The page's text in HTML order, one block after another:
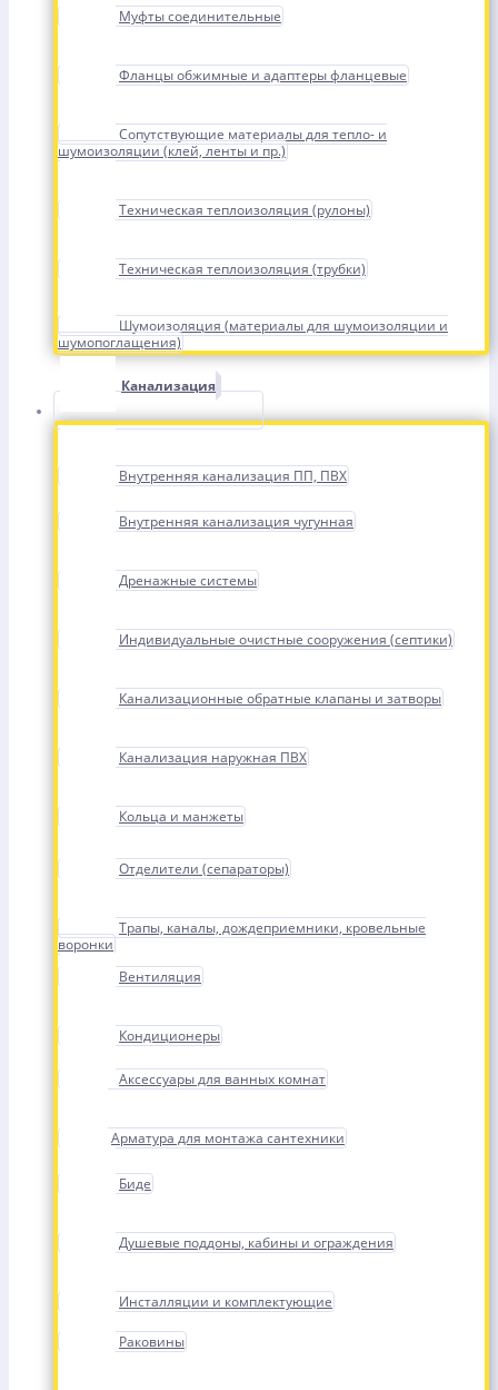
Муфты соединительные
Фланцы обжимные и адаптеры фланцевые
Сопутствующие материалы для тепло- и
шумоизоляции (клей, ленты и пр.)
Техническая теплоизоляция (рулоны)
Техническая теплоизоляция (трубки)
Шумоизоляция (материалы для шумоизоляции и
шумопоглащения)
Канализация
Внутренняя канализация ПП, ПВХ
Внутренняя канализация чугунная
Дренажные системы
Индивидуальные очистные сооружения (септики)
Канализационные обратные клапаны и затворы
Канализация наружная ПВХ
Кольца и манжеты
Отделители (сепараторы)
Трапы, каналы, дождеприемники, кровельные
воронки
Вентиляция
Кондиционеры
Аксессуары для ванных комнат
Арматура для монтажа сантехники
Биде
Душевые поддоны, кабины и ограждения
Инсталляции и комплектующие
Раковины